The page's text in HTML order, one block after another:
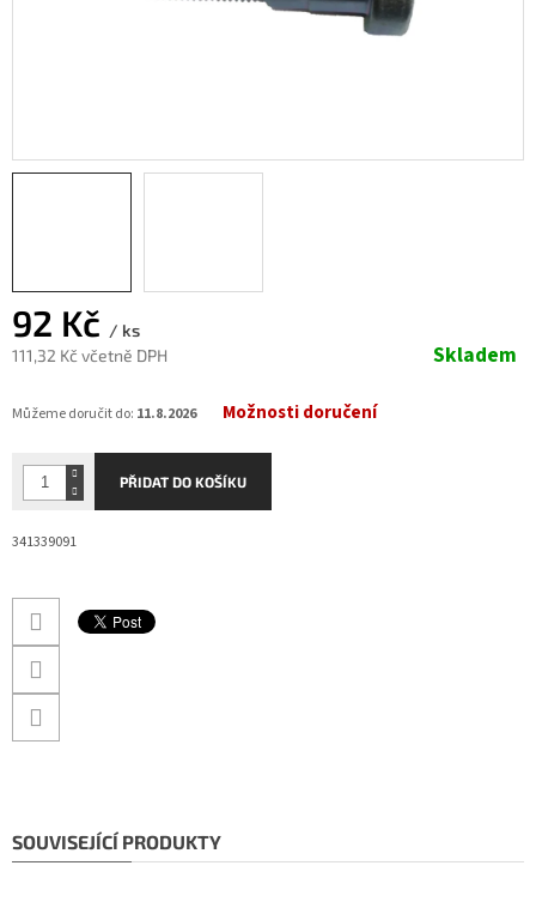
92 Kč / ks
111,32 Kč včetně DPH
cena:
Skladem
Můžeme doručit do: 11.8.2026 Možnosti doručení
PŘIDAT DO KOŠÍKU
341339091
SOUVISEJÍCÍ PRODUKTY